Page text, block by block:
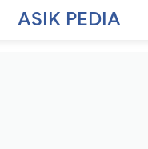
ASIK PEDIA